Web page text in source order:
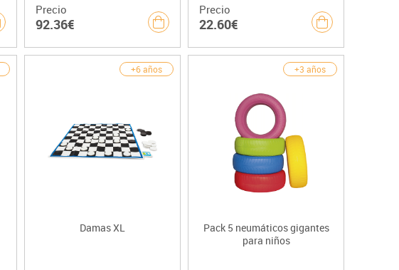
Precio
92.36€
Precio
22.60€
+6 años
Damas XL
+3 años
Pack 5 neumáticos gigantes
para niños